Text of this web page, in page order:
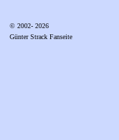
© 2002- 2026
Günter Strack Fanseite